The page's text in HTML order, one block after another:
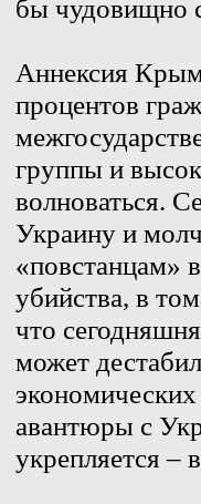
бы чудовищно
Аннексия
процентов
группы и
волноваться.
Украину и
«повстанцам»
убийства, в
что
может
авантюры с
укрепляется –